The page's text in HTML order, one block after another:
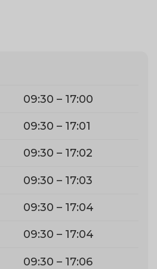
09:30 – 17:00
09:30 – 17:01
09:30 – 17:02
09:30 – 17:03
09:30 – 17:04
09:30 – 17:04
09:30 – 17:06